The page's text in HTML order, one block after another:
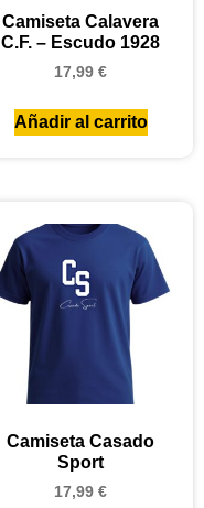
Camiseta Calavera
C.F. – Escudo 1928
17,99 €
Añadir al carrito
Camiseta Casado
Sport
17,99 €